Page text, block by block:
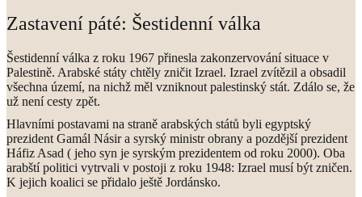
Zastavení páté: Šestidenní válka
Šestidenní válka z roku 1967 přinesla zakonzervování situace v
Palestině. Arabské státy chtěly zničit Izrael. Izrael zvítězil a obsadil
všechna území, na nichž měl vzniknout palestinský stát. Zdálo se, že
už není cesty zpět.
Hlavními postavami na straně arabských států byli egyptský
prezident Gamál Násir a syrský ministr obrany a pozdější prezident
Háfiz Asad ( jeho syn je syrským prezidentem od roku 2000). Oba
arabští politici vytrvali v postoji z roku 1948: Izrael musí být zničen.
K jejich koalici se přidalo ještě Jordánsko.